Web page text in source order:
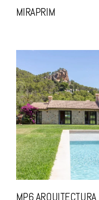
MIRAPRIM
MP6 ARQUITECTURA